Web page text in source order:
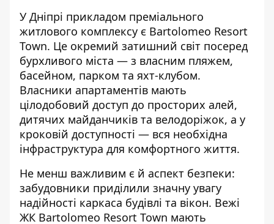
У Дніпрі прикладом преміального
житлового комплексу є Bartolomeo Resort
Town. Це окремий затишний світ посеред
бурхливого міста — з власним пляжем,
басейном, парком та яхт-клубом.
Власники апартаментів мають
цілодобовий доступ до просторих алей,
дитячих майданчиків та велодоріжок, а у
кроковій доступності — вся необхідна
інфраструктура для комфортного життя.
Не менш важливим є й аспект безпеки:
забудовники приділили значну увагу
надійності каркаса будівлі та вікон. Вежі
ЖК Bartolomeo Resort Town мають